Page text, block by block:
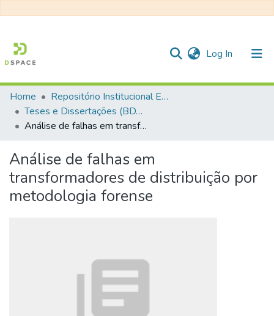
Log In (current)
Communities & Collections
All of DSpace
Statistics
Home
Repositório Institucional EESC
Teses e Dissertações (BDTD USP)
Análise de falhas em transformadores de distribuição por metodologia forense
Análise de falhas em
transformadores de distribuição por
metodologia forense